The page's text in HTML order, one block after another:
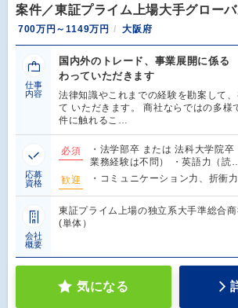
案件／東証プライム上場大手グロー
700万円～1149万円 大阪府
仕事
内容
国内外のトレード、事業展開に係
わっていただきます
法律知識やこれまでの経験を勘案して
て いただきます。 商社ならではの多様
件に触れるこ…
応募
資格
必須
・法学部卒 または 法科大学院
業務経験は不問） ・英語力（読
歓迎
・コミュニケーション力、折衝力
会社
概要
東証プライム上場の独立系大手準総合
(単体）
気になる